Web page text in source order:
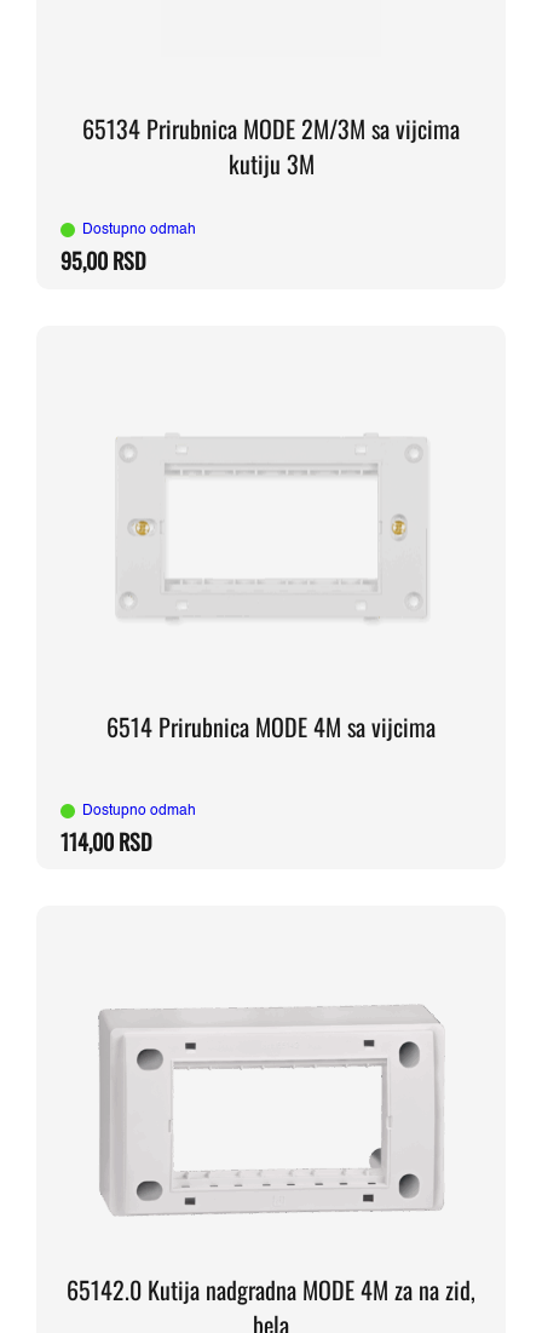
65134 Prirubnica MODE 2M/3M sa vijcima
kutiju 3M
Dostupno odmah
95,00RSD
6514 Prirubnica MODE 4M sa vijcima
Dostupno odmah
114,00RSD
65142.0 Kutija nadgradna MODE 4M za na zid,
bela